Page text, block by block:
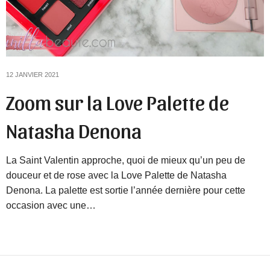
12 JANVIER 2021
Zoom sur la Love Palette de
Natasha Denona
La Saint Valentin approche, quoi de mieux qu’un peu de
douceur et de rose avec la Love Palette de Natasha
Denona. La palette est sortie l’année dernière pour cette
occasion avec une…